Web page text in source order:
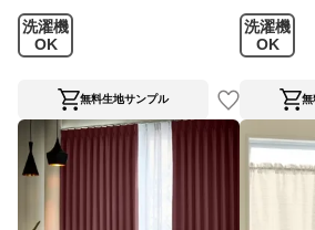
洗濯機
OK
無料生地サンプル
洗濯機
OK
無